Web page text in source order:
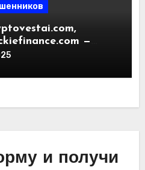
—
для
пользователей
и получи